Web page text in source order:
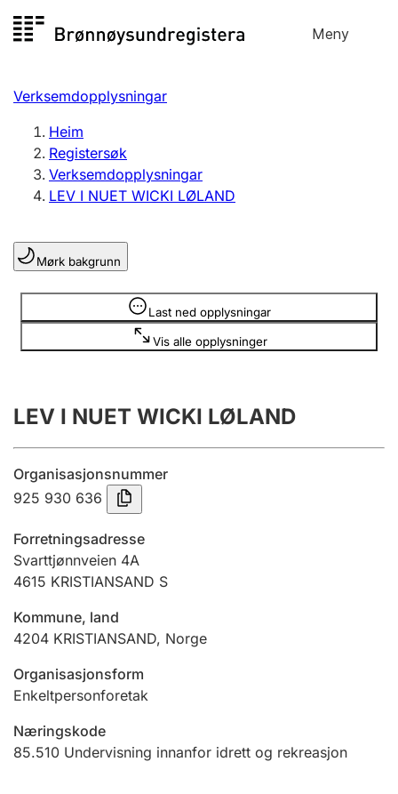
til
Meny
Registersøk
Aksjeselskap
Enkeltpersonføretak
Registrere, endre, slette
Lag og foreining
Registrere, endre, slette
Årsrekneskap
Innsending og forseinkingsgebyr
Jeger
Ektepaktrettleiaren
Andre tema
Verksemdopplysningar
Heim
Registersøk
Verksemdopplysningar
LEV I NUET WICKI LØLAND
Mørk bakgrunn
Last ned opplysningar
Vis alle opplysninger
Opplysninger er skjult
LEV I NUET WICKI LØLAND
Organisasjonsnummer
925 930 636
Forretningsadresse
Svarttjønnveien 4A
4615 KRISTIANSAND S
Kommune, land
4204 KRISTIANSAND, Norge
Organisasjonsform
Enkeltpersonforetak
Næringskode
85.510 Undervisning innanfor idrett og rekreasjon